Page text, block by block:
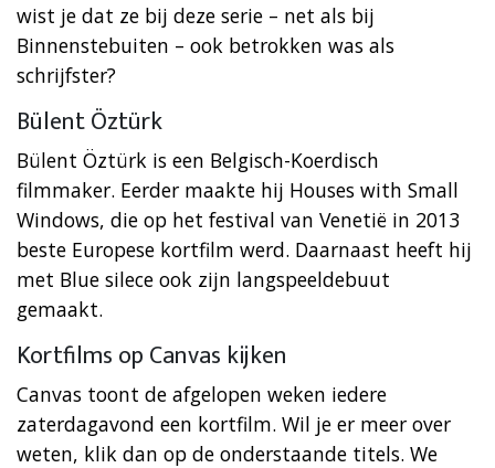
wist je dat ze bij deze serie – net als bij
Binnenstebuiten – ook betrokken was als
schrijfster?
Bülent Öztürk
Bülent Öztürk is een Belgisch-Koerdisch
filmmaker. Eerder maakte hij Houses with Small
Windows, die op het festival van Venetië in 2013
beste Europese kortfilm werd. Daarnaast heeft hij
met Blue silece ook zijn langspeeldebuut
gemaakt.
Kortfilms op Canvas kijken
Canvas toont de afgelopen weken iedere
zaterdagavond een kortfilm. Wil je er meer over
weten, klik dan op de onderstaande titels. We